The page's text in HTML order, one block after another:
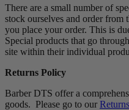
There are a small number of
stock ourselves and order from
you place your order. This is
Special products that go
site within their individual
Returns Policy
Barber DTS offer a
goods. Please go to our